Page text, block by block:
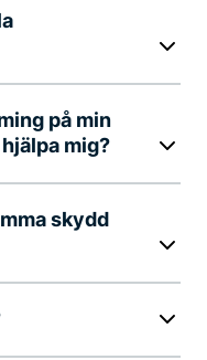
på min
mig?
skydd